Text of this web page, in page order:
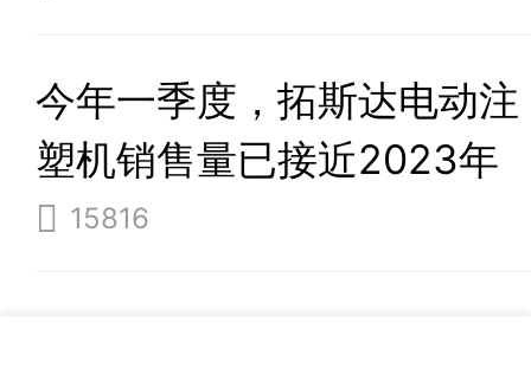
今年一季度，拓斯达电动注
塑机销售量已接近2023年
全年！
15816